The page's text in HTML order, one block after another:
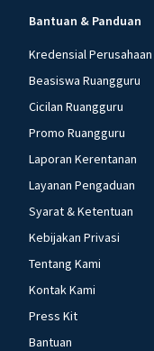
Bantuan & Panduan
Kredensial Perusahaan
Beasiswa Ruangguru
Cicilan Ruangguru
Promo Ruangguru
Laporan Kerentanan
Layanan Pengaduan
Syarat & Ketentuan
Kebijakan Privasi
Tentang Kami
Kontak Kami
Press Kit
Bantuan